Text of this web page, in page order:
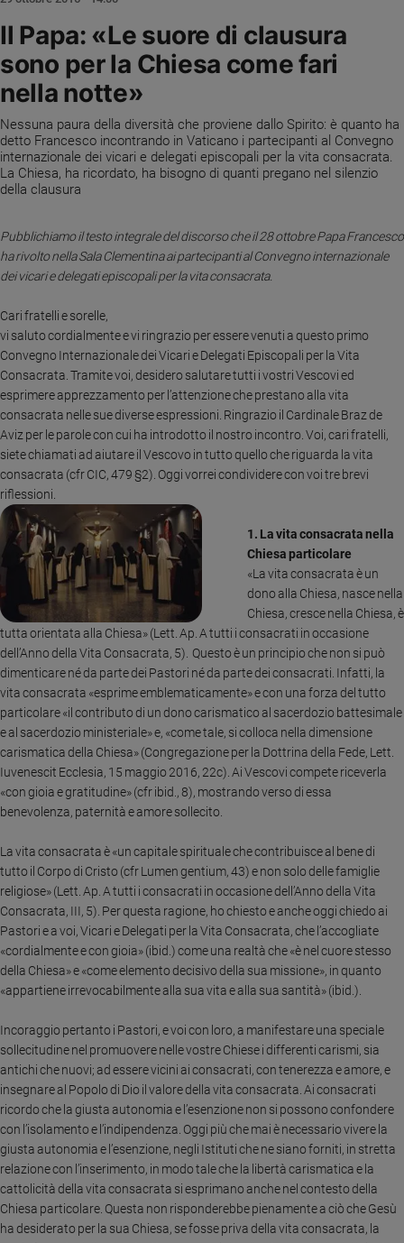
e
Creato
Volontariato
Diritti
Aziende
di
valore
Caso
Migranti
e
Cultura
e
spettacoli
Sanremo
2026
Cinema,
e
streaming
Libri
Musica
Arte
Famiglia
ed
educazione
Genitori
e
figli
Nonni
Scuola
Adolescenza
Bioetica
Vai
Riflessioni
Foto
Video
Podcast
Privacy
Policy
Il Papa: «Le suore di clausura
sono per la Chiesa come fari
nella notte»
Nessuna paura della diversità che proviene dallo Spirito: è quanto ha
detto Francesco incontrando in Vaticano i partecipanti al Convegno
internazionale dei vicari e delegati episcopali per la vita consacrata.
La Chiesa, ha ricordato, ha bisogno di quanti pregano nel silenzio
della clausura
Pubblichiamo il testo integrale del discorso che il 28 ottobre Papa Francesco
ha rivolto nella Sala Clementina ai partecipanti al Convegno internazionale
dei vicari e delegati episcopali per la vita consacrata.
Cari fratelli e sorelle,
vi saluto cordialmente e vi ringrazio per essere venuti a questo primo
Convegno Internazionale dei Vicari e Delegati Episcopali per la Vita
Consacrata. Tramite voi, desidero salutare tutti i vostri Vescovi ed
esprimere apprezzamento per l’attenzione che prestano alla vita
consacrata nelle sue diverse espressioni. Ringrazio il Cardinale Braz de
Aviz per le parole con cui ha introdotto il nostro incontro. Voi, cari fratelli,
siete chiamati ad aiutare il Vescovo in tutto quello che riguarda la vita
consacrata (cfr CIC, 479 §2). Oggi vorrei condividere con voi tre brevi
riflessioni.
1. La vita consacrata nella
Chiesa particolare
«La vita consacrata è un
dono alla Chiesa, nasce nella
Chiesa, cresce nella Chiesa, è
tutta orientata alla Chiesa» (Lett. Ap. A tutti i consacrati in occasione
dell’Anno della Vita Consacrata, 5). Questo è un principio che non si può
dimenticare né da parte dei Pastori né da parte dei consacrati. Infatti, la
vita consacrata «esprime emblematicamente» e con una forza del tutto
particolare «il contributo di un dono carismatico al sacerdozio battesimale
e al sacerdozio ministeriale» e, «come tale, si colloca nella dimensione
carismatica della Chiesa» (Congregazione per la Dottrina della Fede, Lett.
Iuvenescit Ecclesia, 15 maggio 2016, 22c). Ai Vescovi compete riceverla
«con gioia e gratitudine» (cfr ibid., 8), mostrando verso di essa
benevolenza, paternità e amore sollecito.
La vita consacrata è «un capitale spirituale che contribuisce al bene di
tutto il Corpo di Cristo (cfr Lumen gentium, 43) e non solo delle famiglie
religiose» (Lett. Ap. A tutti i consacrati in occasione dell’Anno della Vita
Consacrata, III, 5). Per questa ragione, ho chiesto e anche oggi chiedo ai
Pastori e a voi, Vicari e Delegati per la Vita Consacrata, che l’accogliate
«cordialmente e con gioia» (ibid.) come una realtà che «è nel cuore stesso
della Chiesa» e «come elemento decisivo della sua missione», in quanto
«appartiene irrevocabilmente alla sua vita e alla sua santità» (ibid.).
Incoraggio pertanto i Pastori, e voi con loro, a manifestare una speciale
sollecitudine nel promuovere nelle vostre Chiese i differenti carismi, sia
antichi che nuovi; ad essere vicini ai consacrati, con tenerezza e amore, e
insegnare al Popolo di Dio il valore della vita consacrata. Ai consacrati
ricordo che la giusta autonomia e l’esenzione non si possono confondere
con l’isolamento e l’indipendenza. Oggi più che mai è necessario vivere la
giusta autonomia e l’esenzione, negli Istituti che ne siano forniti, in stretta
relazione con l’inserimento, in modo tale che la libertà carismatica e la
cattolicità della vita consacrata si esprimano anche nel contesto della
Chiesa particolare. Questa non risponderebbe pienamente a ciò che Gesù
ha desiderato per la sua Chiesa, se fosse priva della vita consacrata, la